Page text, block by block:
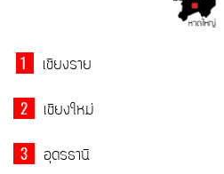
1 เชียงราย
2 เชียงใหม่
3 อุดรธานี